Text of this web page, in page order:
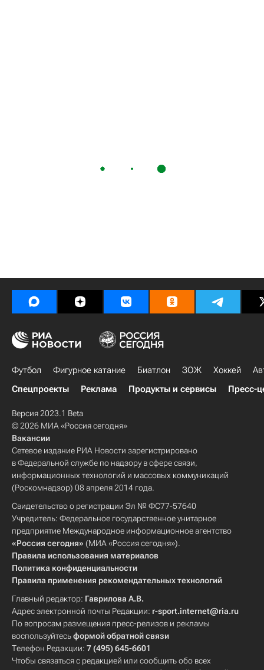
Футбол Фигурное катание Биатлон ЗОЖ Хоккей
Спецпроекты
Реклама Продукты и сервисы Пресс-
Версия 2023.1 Beta
© 2026 МИА «Россия сегодня»
Вакансии
Сетевое издание РИА Новости зарегистрировано
в Федеральной службе по надзору в сфере связи,
информационных технологий и массовых коммуникаций
(Роскомнадзор) 08 апреля 2014 года.
Свидетельство о регистрации Эл № ФС77-57640
Учредитель: Федеральное государственное унитарное
предприятие Международное информационное агентство
«Россия сегодня» (МИА «Россия сегодня»).
Правила использования материалов
Политика конфиденциальности
Правила применения рекомендательных технологий
Главный редактор: Гаврилова А.В.
Адрес электронной почты Редакции: r-sport.internet@ria.ru
По вопросам размещения пресс-релизов и рекламы
воспользуйтесьформой обратной связи
Телефон Редакции: 7 (495) 645-6601
Чтобы связаться с редакцией или сообщить обо всех